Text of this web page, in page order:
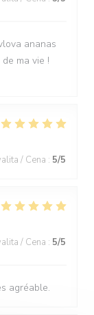
ananas
ma vie !
/ Cena : 5/5
/ Cena : 5/5
agréable.